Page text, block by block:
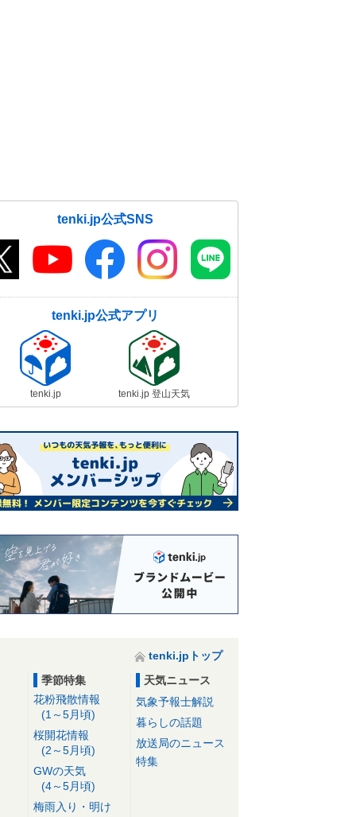
tenki.jp公式SNS
tenki.jp公式アプリ
tenki.jp tenki.jp 登山天気
tenki.jpトップ
季節特集
花粉飛散情報
(1～5月頃)
桜開花情報
(2～5月頃)
GWの天気
(4～5月頃)
梅雨入り・明け
天気ニュース
気象予報士解説
暮らしの話題
放送局のニュース
特集